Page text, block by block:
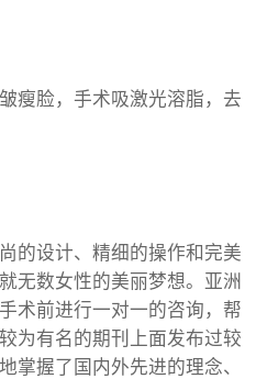
瘦脸，手术吸激光溶脂，去
的设计、精细的操作和完美
无数女性的美丽梦想。亚洲
术前进行一对一的咨询，帮
为有名的期刊上面发布过较
掌握了国内外先进的理念、